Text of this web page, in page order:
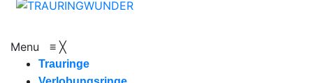
Menu ≡ ╳
Trauringe